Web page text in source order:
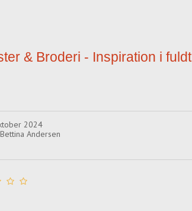
& Broderi - Inspiration i fuldt
2024
Andersen